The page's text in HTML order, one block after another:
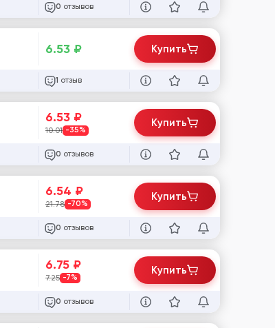
0 отзывов
6.53 ₽
1 отзыв
Купить
6.53 ₽
10.01 -35%
0 отзывов
Купить
6.54 ₽
21.78 -70%
0 отзывов
Купить
6.75 ₽
7.25 -7%
0 отзывов
Купить